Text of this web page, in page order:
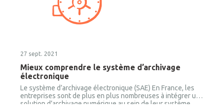
27 sept. 2021
Mieux comprendre le système d’archivage
électronique
Le système d’archivage électronique (SAE) En France, les
entreprises sont de plus en plus nombreuses à intégrer une
solution d’archivage numérique au sein de leur système